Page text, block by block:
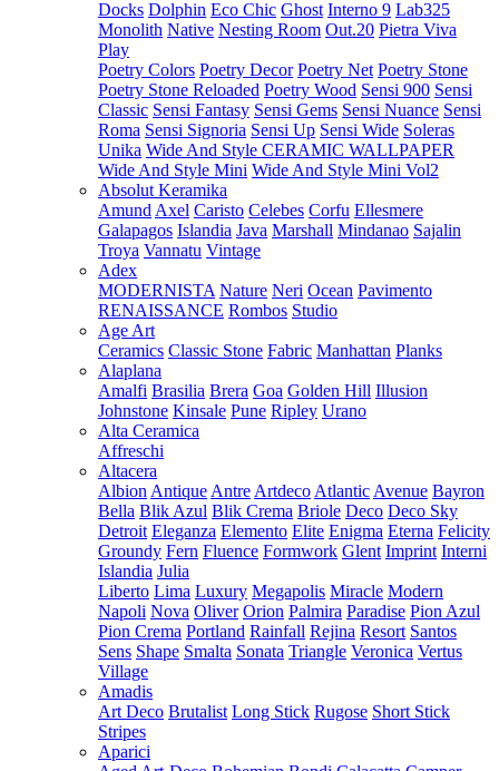
Docks Dolphin Eco Chic Ghost Interno 9 Lab325
Monolith Native Nesting Room Out.20 Pietra Viva
Play
Poetry Colors Poetry Decor Poetry Net Poetry Stone
Poetry Stone Reloaded Poetry Wood Sensi 900 Sensi
Classic Sensi Fantasy Sensi Gems Sensi Nuance Sensi
Roma Sensi Signoria Sensi Up Sensi Wide Soleras
Unika Wide And Style CERAMIC WALLPAPER
Wide And Style Mini Wide And Style Mini Vol2
Absolut Keramika
Amund Axel Caristo Celebes Corfu Ellesmere
Galapagos Islandia Java Marshall Mindanao Sajalin
Troya Vannatu Vintage
Adex
MODERNISTA Nature Neri Ocean Pavimento
RENAISSANCE Rombos Studio
Age Art
Ceramics Classic Stone Fabric Manhattan Planks
Alaplana
Amalfi Brasilia Brera Goa Golden Hill Illusion
Johnstone Kinsale Pune Ripley Urano
Alta Ceramica
Affreschi
Altacera
Albion Antique Antre Artdeco Atlantic Avenue Bayron
Bella Blik Azul Blik Crema Briole Deco Deco Sky
Detroit Eleganza Elemento Elite Enigma Eterna Felicity
Groundy Fern Fluence Formwork Glent Imprint Interni
Islandia Julia
Liberto Lima Luxury Megapolis Miracle Modern
Napoli Nova Oliver Orion Palmira Paradise Pion Azul
Pion Crema Portland Rainfall Rejina Resort Santos
Sens Shape Smalta Sonata Triangle Veronica Vertus
Village
Amadis
Art Deco Brutalist Long Stick Rugose Short Stick
Stripes
Aparici